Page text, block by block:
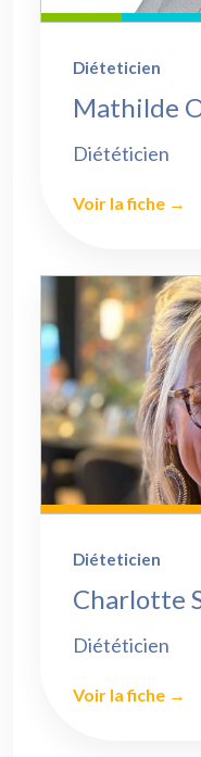
Diéteticien
Mathilde
Diététicien
Voir la fiche →
Diéteticien
Charlotte
Diététicien
Voir la fiche →